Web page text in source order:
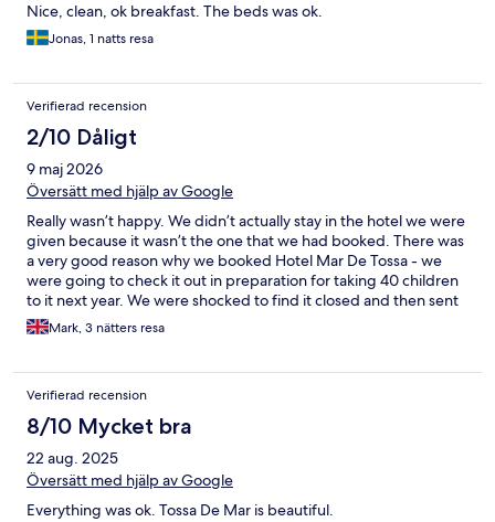
Nice, clean, ok breakfast. The beds was ok.
Jonas, 1 natts resa
Verifierad recension
2/10 Dåligt
9 maj 2026
Översätt med hjälp av Google
Really wasn’t happy. We didn’t actually stay in the hotel we were
given because it wasn’t the one that we had booked. There was
a very good reason why we booked Hotel Mar De Tossa - we
were going to check it out in preparation for taking 40 children
to it next year. We were shocked to find it closed and then sent
to another hotel where there was only a key pad and no human
beings. We left the hotel and found another one that had
up paying for another one we would like a refund for what we
paid. We will never book through Hotels.com again. The whole
situation was unacceptable.
Mark, 3 nätters resa
Verifierad recension
8/10 Mycket bra
22 aug. 2025
Översätt med hjälp av Google
Everything was ok. Tossa De Mar is beautiful.